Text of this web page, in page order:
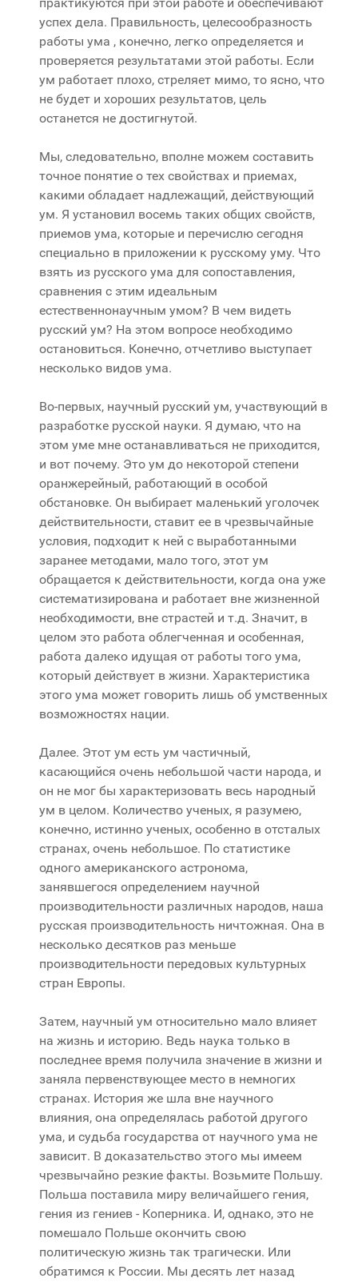
успех дела. Правильность, целесообразность
работы ума , конечно, легко определяется и
проверяется результатами этой работы. Если
ум работает плохо, стреляет мимо, то ясно, что
не будет и хороших результатов, цель
останется не достигнутой.
Мы, следовательно, вполне можем составить
точное понятие о тех свойствах и приемах,
какими обладает надлежащий, действующий
ум. Я установил восемь таких общих свойств,
приемов ума, которые и перечислю сегодня
специально в приложении к русскому уму. Что
взять из русского ума для сопоставления,
сравнения с этим идеальным
естественнонаучным умом? В чем видеть
русский ум? На этом вопросе необходимо
остановиться. Конечно, отчетливо выступает
несколько видов ума.
Во-первых, научный русский ум, участвующий в
разработке русской науки. Я думаю, что на
этом уме мне останавливаться не приходится,
и вот почему. Это ум до некоторой степени
оранжерейный, работающий в особой
обстановке. Он выбирает маленький уголочек
действительности, ставит ее в чрезвычайные
условия, подходит к ней с выработанными
заранее методами, мало того, этот ум
обращается к действительности, когда она уже
систематизирована и работает вне жизненной
необходимости, вне страстей и т.д. Значит, в
целом это работа облегченная и особенная,
работа далеко идущая от работы того ума,
который действует в жизни. Характеристика
этого ума может говорить лишь об умственных
возможностях нации.
Далее. Этот ум есть ум частичный,
касающийся очень небольшой части народа, и
он не мог бы характеризовать весь народный
ум в целом. Количество ученых, я разумею,
конечно, истинно ученых, особенно в отсталых
странах, очень небольшое. По статистике
одного американского астронома,
занявшегося определением научной
производительности различных народов, наша
русская производительность ничтожная. Она в
несколько десятков раз меньше
производительности передовых культурных
стран Европы.
Затем, научный ум относительно мало влияет
на жизнь и историю. Ведь наука только в
последнее время получила значение в жизни и
заняла первенствующее место в немногих
странах. История же шла вне научного
влияния, она определялась работой другого
ума, и судьба государства от научного ума не
зависит. В доказательство этого мы имеем
чрезвычайно резкие факты. Возьмите Польшу.
Польша поставила миру величайшего гения,
гения из гениев - Коперника. И, однако, это не
помешало Польше окончить свою
политическую жизнь так трагически. Или
обратимся к России. Мы десять лет назад